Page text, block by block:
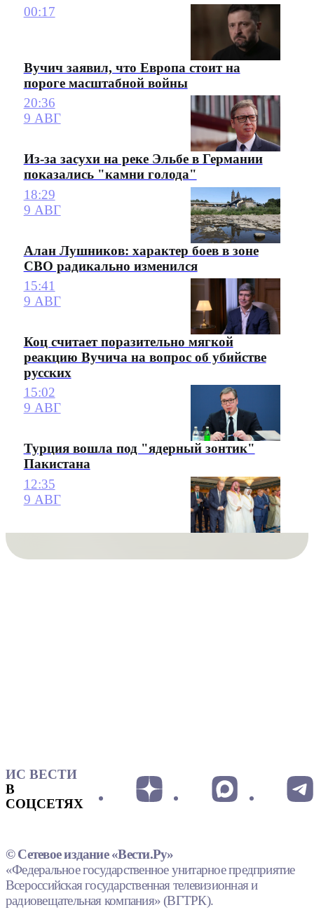
00:17
Вучич заявил, что Европа стоит на
пороге масштабной войны
20:36
9 АВГ
Из-за засухи на реке Эльбе в Германии
показались "камни голода"
18:29
9 АВГ
Алан Лушников: характер боев в зоне
СВО радикально изменился
15:41
9 АВГ
Коц считает поразительно мягкой
реакцию Вучича на вопрос об убийстве
русских
15:02
9 АВГ
Турция вошла под "ядерный зонтик"
Пакистана
12:35
9 АВГ
ИС ВЕСТИ
В
СОЦСЕТЯХ
© Сетевое издание «Вести.Ру»
«Федеральное государственное унитарное предприятие
Всероссийская государственная телевизионная и
радиовещательная компания» (ВГТРК).